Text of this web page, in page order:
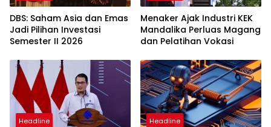
DBS: Saham Asia dan Emas
Jadi Pilihan Investasi
Semester II 2026
Menaker Ajak Industri KEK
Mandalika Perluas Magang
dan Pelatihan Vokasi
Headline Headline